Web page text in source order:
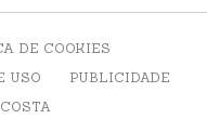
DE COOKIES
USO
PUBLICIDADE